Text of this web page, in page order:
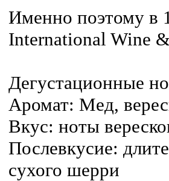
Именно поэтому в
International Wine
Дегустационные
Аромат: Мед,
Вкус: ноты
Послевкусие:
сухого шерри